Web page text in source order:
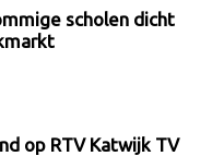
scholen dicht
op RTV Katwijk TV